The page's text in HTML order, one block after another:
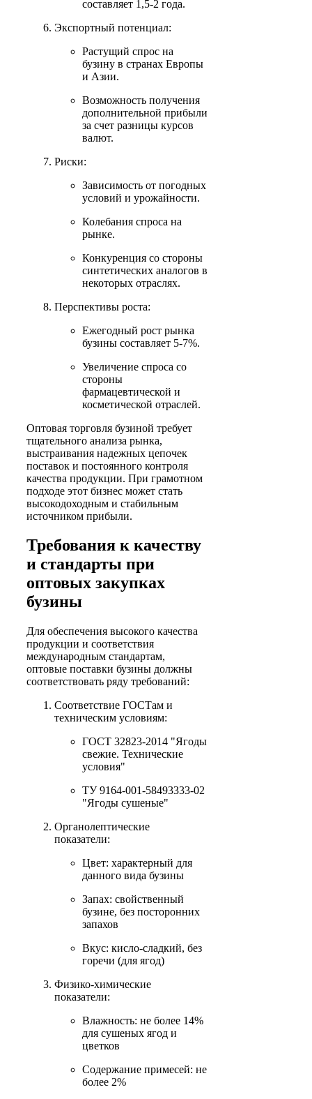
составляет 1,5-2 года.
Экспортный потенциал:
Растущий спрос на
бузину в странах Европы
и Азии.
Возможность получения
дополнительной прибыли
за счет разницы курсов
валют.
Риски:
Зависимость от погодных
условий и урожайности.
Колебания спроса на
рынке.
Конкуренция со стороны
синтетических аналогов в
некоторых отраслях.
Перспективы роста:
Ежегодный рост рынка
бузины составляет 5-7%.
Увеличение спроса со
стороны
фармацевтической и
косметической отраслей.
Оптовая торговля бузиной требует
тщательного анализа рынка,
выстраивания надежных цепочек
поставок и постоянного контроля
качества продукции. При грамотном
подходе этот бизнес может стать
высокодоходным и стабильным
источником прибыли.
Требования к качеству
и стандарты при
оптовых закупках
бузины
Для обеспечения высокого качества
продукции и соответствия
международным стандартам,
оптовые поставки бузины должны
соответствовать ряду требований:
Соответствие ГОСТам и
техническим условиям:
ГОСТ 32823-2014 "Ягоды
свежие. Технические
условия"
ТУ 9164-001-58493333-02
"Ягоды сушеные"
Органолептические
показатели:
Цвет: характерный для
данного вида бузины
Запах: свойственный
бузине, без посторонних
запахов
Вкус: кисло-сладкий, без
горечи (для ягод)
Физико-химические
показатели:
Влажность: не более 14%
для сушеных ягод и
цветков
Содержание примесей: не
более 2%